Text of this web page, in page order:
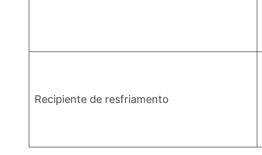
Recipiente de resfriamento